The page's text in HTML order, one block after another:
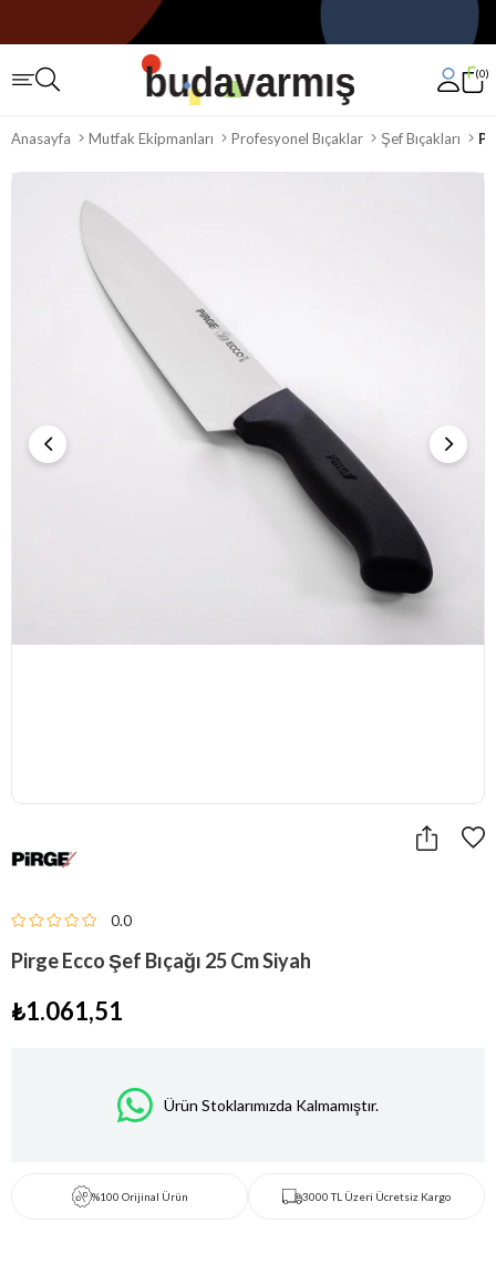
0
Anasayfa Mutfak Ekipmanları Profesyonel Bıçaklar Şef Bıçakları
0.0
Pirge Ecco Şef Bıçağı 25 Cm Siyah
₺1.061,51
Ürün Stoklarımızda Kalmamıştır.
%100 Orijinal Ürün 3000 TL Üzeri Ücretsiz Kargo